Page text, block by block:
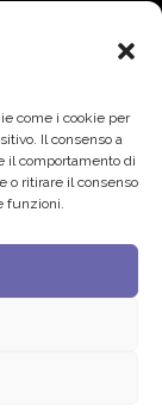
come i cookie per
Il consenso a
il comportamento di
o ritirare il consenso
funzioni.
capitale
i nuovi
condivisa»